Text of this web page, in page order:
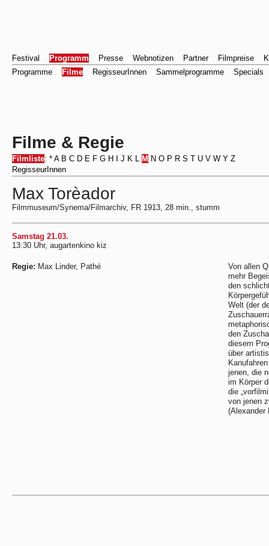
Festival Programm Presse Webnotizen Partner Filmpreise
Programme
Filme RegisseurInnen Sammelprogramme Specials
Filme & Regie
Filmliste: * A B C D E F G H J K L M N O P R S T U V W Y Z
RegisseurInnen
Max Torèador
Filmmuseum/Synema/Filmarchiv, FR 1913, 28 min., stumm
Samstag 21.03.
13:30 Uhr, augartenkino kiz
Regie: Max Linder, Pathé
Von allen
mehr
den
Welt (der
den
diesem
über
jenen, die
im Körper
die
von jenen
(Alexander